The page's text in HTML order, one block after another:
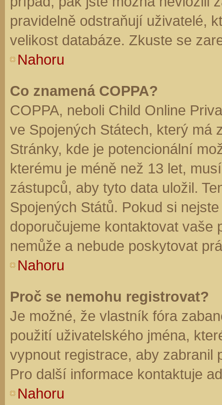
pravidelně odstraňují uživatelé,
velikost databáze. Zkuste se
Nahoru
Co znamená COPPA?
COPPA, neboli Child Online
ve Spojených Státech, který má
Stránky, kde je potencionální
kterému je méně než 13 let,
zástupců, aby tyto data uložil.
Spojených Států. Pokud si
doporučujeme kontaktovat vaše
nemůže a nebude poskytovat
Nahoru
Proč se nemohu registrovat?
Je možné, že vlastník fóra
použití uživatelského jména,
vypnout registrace, aby zabranil
Pro další informace kontaktuje
Nahoru